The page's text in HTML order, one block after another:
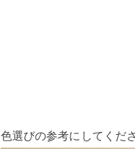
色選びの参考にしてくだ